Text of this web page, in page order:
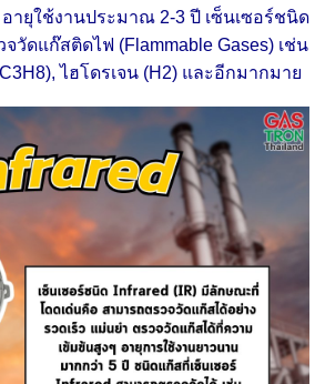
ายุใช้งานประมาณ 2-3 ปี เซ็นเซอร์ชนิด
วัดแก๊สติดไฟ (Flammable Gases) เช่น
ไฮโดรเจน (H2) และอีกมากมาย